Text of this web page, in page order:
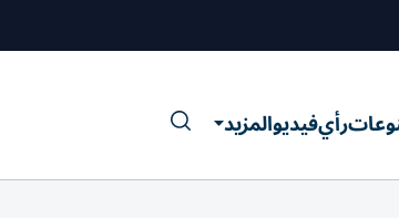
رأيفيديوالمزيد